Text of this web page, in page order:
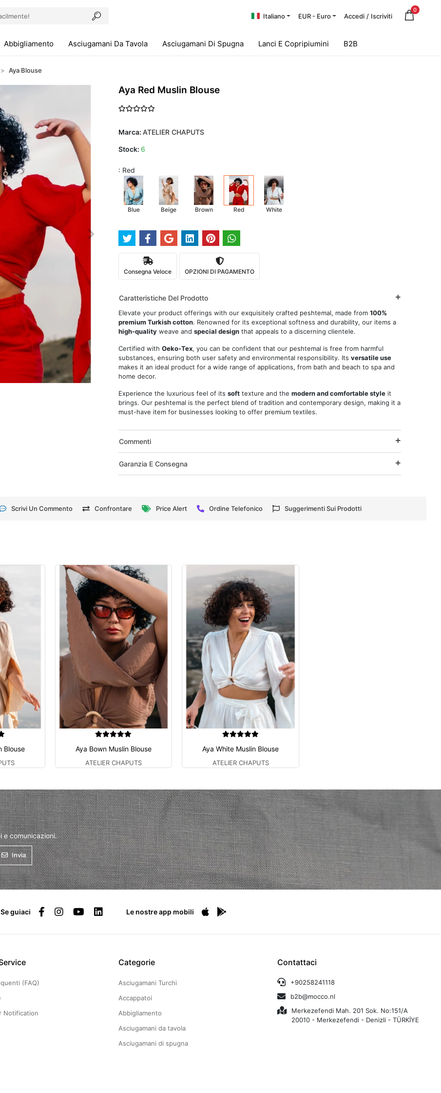
Italiano EUR - Euro Accedi / Iscriviti
0
Abbigliamento Asciugamani Da Tavola Asciugamani Di Spugna Lanci E Copripiumini B2B
Aya Blouse
Aya Red Muslin Blouse
Marca: ATELIER CHAPUTS
Stock: 6
: Red
Blue Beige Brown Red White
Consegna Veloce OPZIONI DI PAGAMENTO
Caratteristiche Del Prodotto
Elevate your product offerings with our exquisitely crafted peshtemal, made from 100%
premium Turkish cotton. Renowned for its exceptional softness and durability, our items a
high-quality weave and special design that appeals to a discerning clientele.
Certified with Oeko-Tex, you can be confident that our peshtemal is free from harmful
substances, ensuring both user safety and environmental responsibility. Its versatile use
makes it an ideal product for a wide range of applications, from bath and beach to spa and
home decor.
Experience the luxurious feel of its soft texture and the modern and comfortable style it
brings. Our peshtemal is the perfect blend of tradition and contemporary design, making it a
must-have item for businesses looking to offer premium textiles.
Commenti
Garanzia E Consegna
Scrivi Un Commento Confrontare Price Alert Ordine Telefonico Suggerimenti Sui Prodotti
Blouse Aya Bown Muslin Blouse
ATELIER CHAPUTS
Aya White Muslin Blouse
ATELIER CHAPUTS
e comunicazioni.
Invia
Se guiaci Le nostre app mobili
(FAQ)
Notification
Categorie
Asciugamani Turchi
Accappatoi
Abbigliamento
Asciugamani da tavola
Asciugamani di spugna
Contattaci
+90258241118
b2b@mocco.nl
Merkezefendi Mah. 201 Sok. No:151/A
20010 - Merkezefendi - Denizli - TÜRKİYE